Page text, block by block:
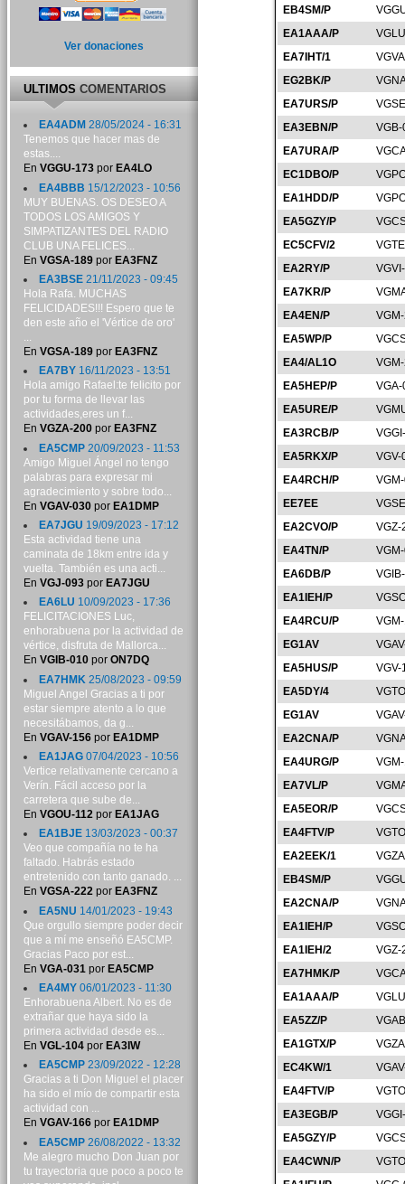
EB4SM/P
EA1AAA/P
EA7IHT/1
EG2BK/P
EA7URS/P
EA3EBN/P
EA7URA/P
EC1DBO/P
EA1HDD/P
EA5GZY/P
EC5CFV/2
EA2RY/P
EA7KR/P
EA4EN/P
EA5WP/P
EA4/AL1O
EA5HEP/P
EA5URE/P
EA3RCB/P
EA5RKX/P
VGV-
EA4RCH/P
EE7EE
EA2CVO/P
VGZ-
EA4TN/P
EA6DB/P
EA1IEH/P
EA4RCU/P
EG1AV
EA5HUS/P
VGV-
EA5DY/4
EG1AV
EA2CNA/P
EA4URG/P
EA7VL/P
EA5EOR/P
EA4FTV/P
EA2EEK/1
EB4SM/P
EA2CNA/P
EA1IEH/P
EA1IEH/2
VGZ-
EA7HMK/P
EA1AAA/P
EA5ZZ/P
EA1GTX/P
EC4KW/1
EA4FTV/P
EA3EGB/P
EA5GZY/P
EA4CWN/P
Ver donaciones
ULTIMOSCOMENTARIOS
EA4ADM 28/05/2024 - 16:31
Tenemos que hacer mas de
estas....
En VGGU-173por EA4LO
EA4BBB 15/12/2023 - 10:56
MUY BUENAS. OS DESEO A
TODOS LOS AMIGOS Y
SIMPATIZANTES DEL RADIO
CLUB UNA FELICES...
En VGSA-189por EA3FNZ
EA3BSE21/11/2023 - 09:45
Hola Rafa. MUCHAS
FELICIDADES!!! Espero que te
den este año el 'Vértice de oro'
...
En VGSA-189por EA3FNZ
EA7BY16/11/2023 - 13:51
Hola amigo Rafael:te felicito por
por tu forma de llevar las
actividades,eres un f...
En VGZA-200por EA3FNZ
EA5CMP20/09/2023 - 11:53
Amigo Miguel Ángel no tengo
palabras para expresar mi
agradecimiento y sobre todo...
En VGAV-030por EA1DMP
EA7JGU 19/09/2023 - 17:12
Esta actividad tiene una
caminata de 18km entre ida y
vuelta. También es una acti...
En VGJ-093por EA7JGU
EA6LU 10/09/2023 - 17:36
FELICITACIONES Luc,
enhorabuena por la actividad de
vértice, disfruta de Mallorca...
En VGIB-010por ON7DQ
EA7HMK 25/08/2023 - 09:59
Miguel Angel Gracias a ti por
estar siempre atento a lo que
necesitábamos, da g...
En VGAV-156por EA1DMP
EA1JAG07/04/2023 - 10:56
Vertice relativamente cercano a
Verín. Fácil acceso por la
carretera que sube de...
En VGOU-112por EA1JAG
EA1BJE13/03/2023 - 00:37
Veo que compañía no te ha
faltado. Habrás estado
entretenido con tanto ganado. ...
En VGSA-222por EA3FNZ
EA5NU 14/01/2023 - 19:43
Que orgullo siempre poder decir
que a mí me enseñó EA5CMP.
Gracias Paco por est...
En VGA-031 por EA5CMP
EA4MY06/01/2023 - 11:30
Enhorabuena Albert. No es de
extrañar que haya sido la
primera actividad desde es...
En VGL-104por EA3IW
EA5CMP23/09/2022 - 12:28
Gracias a ti Don Miguel el placer
ha sido el mío de compartir esta
actividad con ...
En VGAV-166por EA1DMP
EA5CMP26/08/2022 - 13:32
Me alegro mucho Don Juan por
tu trayectoria que poco a poco te